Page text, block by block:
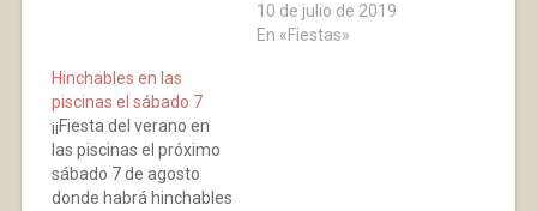
de diversión,
amenizado con una
10 de julio de 2019
En «Fiestas»
Hinchables en las
piscinas el sábado 7
¡¡Fiesta del verano en
las piscinas el próximo
sábado 7 de agosto
donde habrá hinchables